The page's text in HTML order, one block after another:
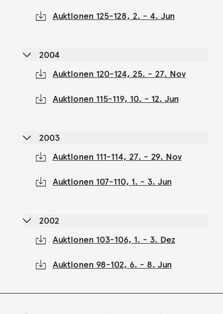
Auktionen 125-128, 2. - 4. Jun
2004
Auktionen 120-124, 25. - 27. Nov
Auktionen 115-119, 10. - 12. Jun
2003
Auktionen 111-114, 27. - 29. Nov
Auktionen 107-110, 1. - 3. Jun
2002
Auktionen 103-106, 1. - 3. Dez
Auktionen 98-102, 6. - 8. Jun